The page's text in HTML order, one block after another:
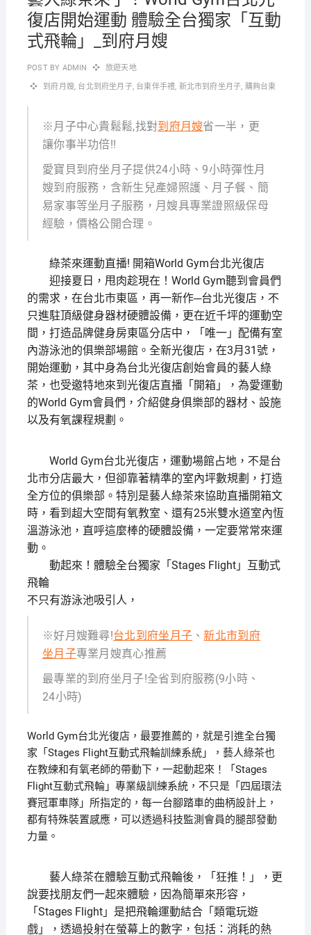
復店開始運動 體驗全台獨家「互動
式飛輪」_到府月嫂
POST BY ADMIN 旅遊天地
到府月嫂, 台北到府坐月子, 台東伴手禮, 新北市到府坐月子, 購夠台東
※月子中心貴鬆鬆,找對到府月嫂省一半，更
讓你事半功倍!!
愛寶貝到府坐月子提供24小時、9小時彈性月
嫂到府服務，含新生兒產婦照護、月子餐、簡
易家事等坐月子服務，月嫂具專業證照級保母
經驗，價格公開合理。
綠茶來運動直播! 開箱World Gym台北光復店
迎接夏日，甩肉趁現在！World Gym聽到會員們
的需求，在台北市東區，再一新作─台北光復店，不
只進駐頂級健身器材硬體設備，更在近千坪的運動空
間，打造品牌健身房東區分店中，「唯一」配備有室
內游泳池的俱樂部場館。全新光復店，在3月31號，
開始運動，其中身為台北光復店創始會員的藝人綠
茶，也受邀特地來到光復店直播「開箱」，為愛運動
的World Gym會員們，介紹健身俱樂部的器材、設施
以及有氧課程規劃。
World Gym台北光復店，運動場館占地，不是台
北市分店最大，但卻靠著精準的室內坪數規劃，打造
全方位的俱樂部。特別是藝人綠茶來協助直播開箱文
時，看到超大空間有氧教室、還有25米雙水道室內恆
溫游泳池，直呼這麼棒的硬體設備，一定要常常來運
動。
動起來！體驗全台獨家「Stages Flight」互動式
飛輪
不只有游泳池吸引人，
※好月嫂難尋!台北到府坐月子 、新北市到府
坐月子專業月嫂真心推薦
最專業的到府坐月子!全省到府服務(9小時、
24小時)
World Gym台北光復店，最要推薦的，就是引進全台獨
家「Stages Flight互動式飛輪訓練系統」，藝人綠茶也
在教練和有氧老師的帶動下，一起動起來！「Stages
Flight互動式飛輪」專業級訓練系統，不只是「四屆環法
賽冠軍車隊」所指定的，每一台腳踏車的曲柄設計上，
都有特殊裝置感應，可以透過科技監測會員的腿部發動
力量。
藝人綠茶在體驗互動式飛輪後，「狂推！」，更
說要找朋友們一起來體驗，因為簡單來形容，
「Stages Flight」是把飛輪運動結合「類電玩遊
戲」，透過投射在螢幕上的數字，包括：消耗的熱